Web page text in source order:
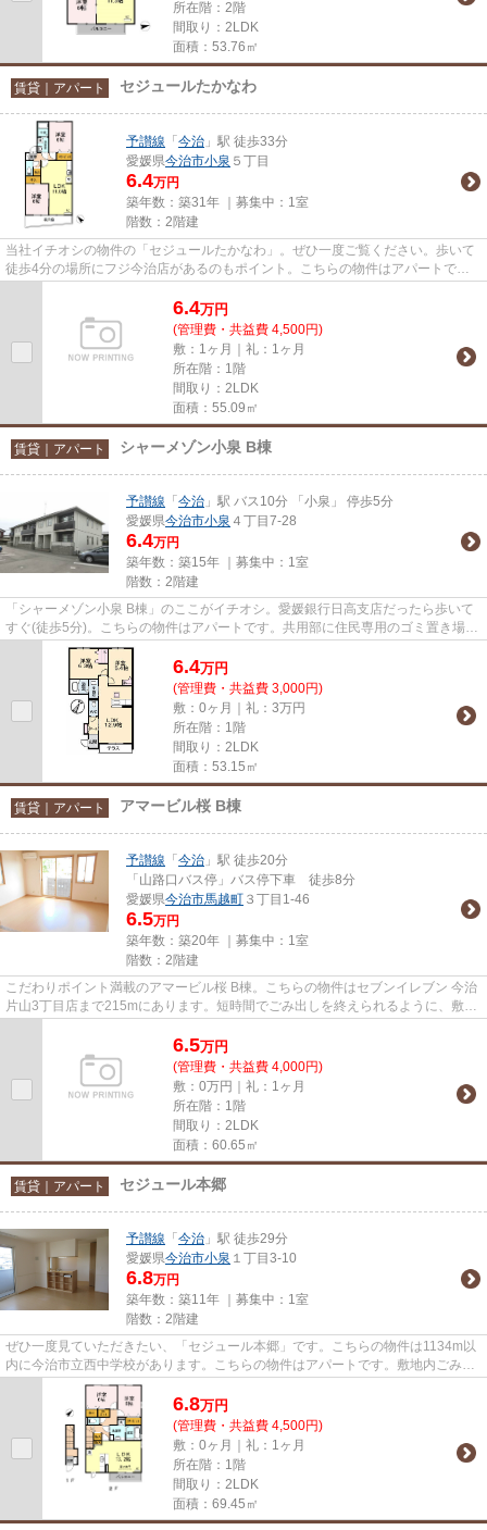
所在階：2階
間取り：2LDK
面積：53.76㎡
賃貸｜アパート セジュールたかなわ
予讃線 「 今治 」駅 徒歩33分
愛媛県今治市小泉 ５丁目
6.4万円
築年数：築31年 ｜募集中： 1室
階数：2階建
当社イチオシの物件の「セジュールたかなわ」。ぜひ一度ご覧ください。歩いて
徒歩4分の場所にフジ今治店があるのもポイント。こちらの物件はアパートで
6.4万円
(管理費・共益費 4,500円)
敷：1ヶ月｜礼：1ヶ月
所在階：1階
間取り：2LDK
面積：55.09㎡
賃貸｜アパート シャーメゾン小泉 B棟
予讃線 「 今治 」駅 バス10分 「小泉」 停歩5分
愛媛県今治市小泉 ４丁目7-28
6.4万円
築年数：築15年 ｜募集中： 1室
階数：2階建
「シャーメゾン小泉 B棟」のここがイチオシ。愛媛銀行日高支店だったら歩いて
すぐ(徒歩5分)。こちらの物件はアパートです。共用部に住民専用のゴミ置き場が
あるので、面倒なゴミ出しも...
6.4万円
(管理費・共益費 3,000円)
敷：0ヶ月｜礼：3万円
所在階：1階
間取り：2LDK
面積：53.15㎡
賃貸｜アパート アマービル桜 B棟
予讃線 「 今治 」駅 徒歩20分
「山路口バス停」バス停下車 徒歩8分
愛媛県今治市馬越町 ３丁目1-46
6.5万円
築年数：築20年 ｜募集中： 1室
階数：2階建
こだわりポイント満載のアマービル桜 B棟。こちらの物件はセブンイレブン 今治
片山3丁目店まで215mにあります。短時間でごみ出しを終えられるように、敷地
6.5万円
(管理費・共益費 4,000円)
敷：0万円｜礼：1ヶ月
所在階：1階
間取り：2LDK
面積：60.65㎡
賃貸｜アパート セジュール本郷
予讃線 「 今治 」駅 徒歩29分
愛媛県今治市小泉 １丁目3-10
6.8万円
築年数：築11年 ｜募集中： 1室
階数：2階建
ぜひ一度見ていただきたい、「セジュール本郷」です。こちらの物件は1134m以
内に今治市立西中学校があります。こちらの物件はアパートです。敷地内ごみ置
き場により、敷地外のごみ置き...
6.8万円
(管理費・共益費 4,500円)
敷：0ヶ月｜礼：1ヶ月
所在階：1階
間取り：2LDK
面積：69.45㎡